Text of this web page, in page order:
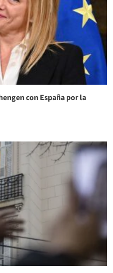
con España por la